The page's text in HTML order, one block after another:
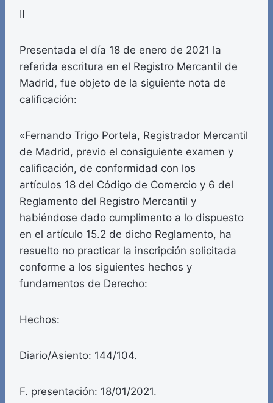
II
Presentada el día 18 de enero de 2021 la
referida escritura en el Registro Mercantil de
Madrid, fue objeto de la siguiente nota de
calificación:
«Fernando Trigo Portela, Registrador Mercantil
de Madrid, previo el consiguiente examen y
calificación, de conformidad con los
artículos 18 del Código de Comercio y 6 del
Reglamento del Registro Mercantil y
habiéndose dado cumplimento a lo dispuesto
en el artículo 15.2 de dicho Reglamento, ha
resuelto no practicar la inscripción solicitada
conforme a los siguientes hechos y
fundamentos de Derecho:
Hechos:
Diario/Asiento: 144/104.
F. presentación: 18/01/2021.